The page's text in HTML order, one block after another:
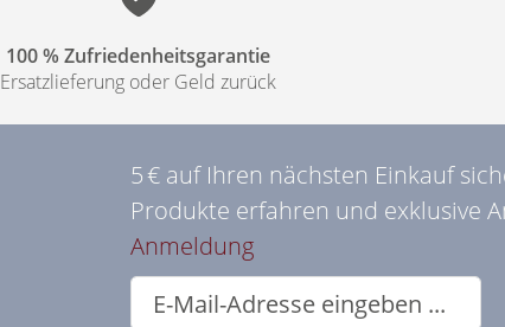
100 % Zufriedenheitsgarantie
Ersatzlieferung oder Geld zurück
5 € auf Ihren nächsten Einkauf
Produkte erfahren und exklusive
Anmeldung